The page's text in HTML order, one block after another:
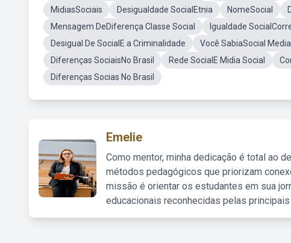
MidiasSociais
Desigualdade SocialEtnia NomeSocial
Mensagem DeDiferença Classe Social
Igualdade
Desigual De SocialE a Criminalidade
Você SabiaSocial Media
Diferenças SociaisNo Brasil
Rede SocialE Midia Social
Diferenças Socias No Brasil
Emelie
Como mentor, minha dedicação é total ao
métodos pedagógicos que priorizam
missão é orientar os estudantes em sua
educacionais reconhecidas pelas